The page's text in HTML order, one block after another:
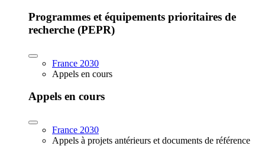
Programmes et équipements prioritaires de
recherche (PEPR)
France 2030
Appels en cours
Appels en cours
France 2030
Appels à projets antérieurs et documents de référence